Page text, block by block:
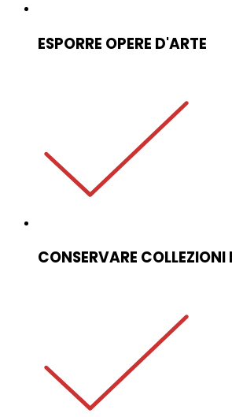
ESPORRE OPERE D'ARTE
CONSERVARE COLLEZIONI